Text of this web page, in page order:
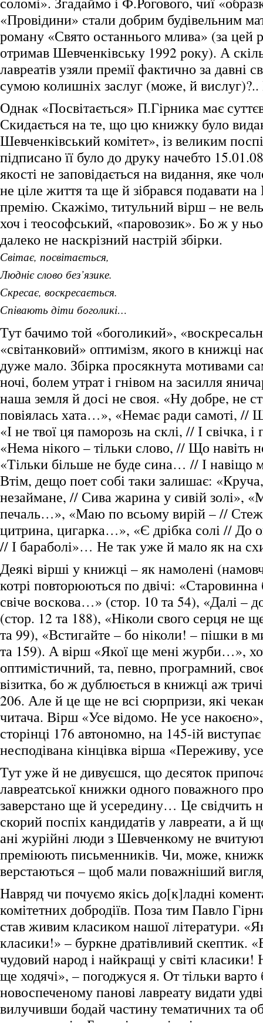
«Провідини» стали добрим будівельним
роману «Свято останнього млива» (за цей
отримав Шевченківську 1992 року). А
лавреатів узяли премії фактично за давні
сумою колишніх заслуг (може, й
Однак «Посвітається» П.Гірника має
Скидається на те, що цю книжку було
Шевченківський комітет», із великим
підписано її було до друку начебто
якості не заповідається на видання, яке
не ціле життя та ще й зібрався подавати
премію. Скажімо, титульний вірш – не
хоч і теософський, «паровозик». Бо ж у
далеко не наскрізний настрій збірки.
Світає, посвітається,
Людніє слово без’язике.
Скресає, воскресається.
Співають діти боголикі…
Тут бачимо той «боголикий»,
«світанковий» оптимізм, якого в книжці
дуже мало. Збірка просякнута мотивами
ночі, болем утрат і гнівом на засилля
наша земля й досі не своя. «Ну добре, не
повіялась хата…», «Немає ради самоті, //
«І не твої ця паморозь на склі, // І свічка, і
«Нема нікого – тільки слово, // Що навіть
«Тільки більше не буде сина… // І навіщо
Втім, дещо поет собі таки залишає: «Круча,
незаймане, // Сива жарина у сивій золі»,
печаль…», «Маю по всьому вирій – //
цитрина, цигарка…», «Є дрібка солі // До
// І бараболі»… Не так уже й мало як на
Деякі вірші у книжці – як намолені
котрі повторюються по двічі:
свіче воскова…» (стор. 10 та 54), «Далі –
(стор. 12 та 188), «Ніколи свого серця не
та 99), «Встигайте – бо ніколи! – пішки в
та 159). А вірш «Якої ще мені журби…»,
оптимістичний, та, певно, програмний,
візитка, бо ж дублюється в книжці аж
206. Але й це ще не всі сюрпризи, які
читача. Вірш «Усе відомо. Не усе
сторінці 176 автономно, на 145-ій
несподівана кінцівка вірша «Переживу,
Тут уже й не дивуєшся, що десяток
лавреатської книжки одного поважного
заверстано ще й усередину… Це свідчить
скорий поспіх кандидатів у лавреати, а й
ані журійні люди з Шевченкому не
преміюють письменників. Чи, може,
верстаються – щоб мали поважніший
Навряд чи почуємо якісь до[к]ладні
комітетних добродіїв. Поза тим Павло
став живим класиком нашої літератури.
класики!» – буркне дратівливий скептик.
чудовий народ і найкращі у світі
ще ходячі», – погоджуся я. От тільки варто
новоспеченому панові лавреату видати
вилучивши бодай частину тематичних та